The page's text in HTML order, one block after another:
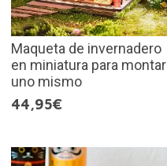
Maqueta de invernadero
en miniatura para montar
uno mismo
44,95€